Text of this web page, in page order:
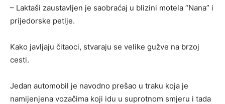
– Laktaši zaustavljen je saobraćaj u blizini motela “Nana” i
prijedorske petlje.
Kako javljaju čitaoci, stvaraju se velike gužve na brzoj
cesti.
Jedan automobil je navodno prešao u traku koja je
namijenjena vozačima koji idu u suprotnom smjeru i tada